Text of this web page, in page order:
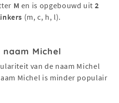
M en is opgebouwd uit 2
(m, c, h, l).
Michel
van de naam Michel
Michel is minder populair